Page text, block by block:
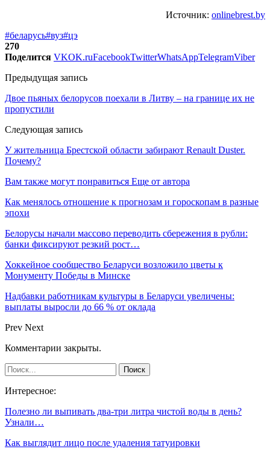
Источник: onlinebrest.by
#беларусь#вуз#цэ
270
Поделится VKOK.ruFacebookTwitterWhatsAppTelegramViber
Предыдущая запись
Двое пьяных белорусов поехали в Литву – на границе их не
пропустили
Следующая запись
У жительница Брестской области забирают Renault Duster.
Почему?
Вам также могут понравиться Еще от автора
Как менялось отношение к прогнозам и гороскопам в разные
эпохи
Белорусы начали массово переводить сбережения в рубли:
банки фиксируют резкий рост…
Хоккейное сообщество Беларуси возложило цветы к
Монументу Победы в Минске
Надбавки работникам культуры в Беларуси увеличены:
выплаты выросли до 66 % от оклада
Prev Next
Комментарии закрыты.
Интересное:
Полезно ли выпивать два-три литра чистой воды в день?
Узнали…
Как выглядит лицо после удаления татуировки